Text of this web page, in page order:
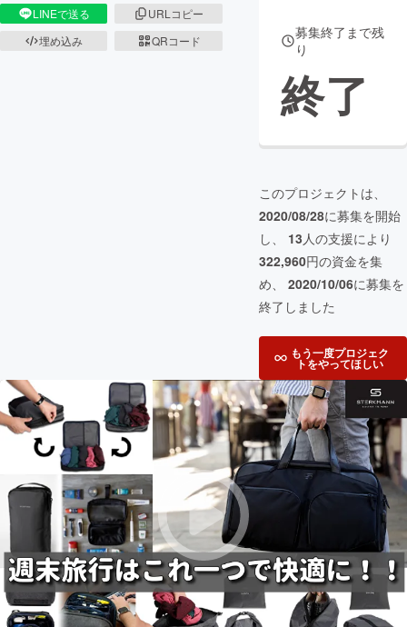
LINEで送る
URLコピー
埋め込み
QRコード
募集終了まで残
り
終了
このプロジェクトは、
2020/08/28に募集を開始
し、 13人の支援により
322,960円の資金を集
め、 2020/10/06に募集を
終了しました
もう一度プロジェク
トをやってほしい